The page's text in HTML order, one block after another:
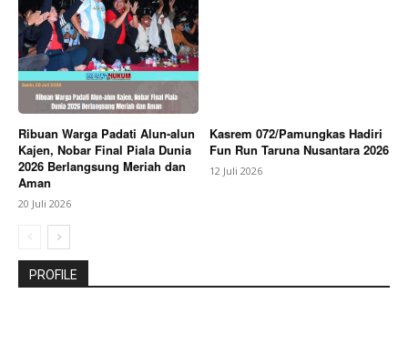
Ribuan Warga Padati Alun-alun
Kajen, Nobar Final Piala Dunia
2026 Berlangsung Meriah dan
Aman
20 Juli 2026
Kasrem 072/Pamungkas Hadiri
Fun Run Taruna Nusantara 2026
12 Juli 2026
PROFILE